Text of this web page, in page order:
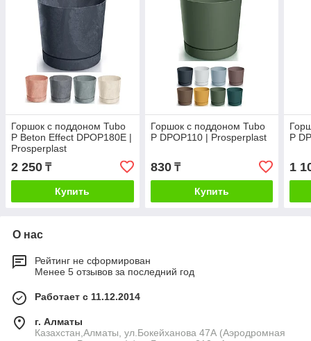
Горшок с поддоном Tubo
P Beton Effect DPOP180E |
Prosperplast
2 250 ₸
Купить
Горшок с поддоном Tubo
P DPOP110 | Prosperplast
830₸
Купить
P
1
О нас
Рейтинг не сформирован
Менее 5 отзывов за последний год
Работает с 11.12.2014
г. Алматы
Казахстан,Алматы, ул.Бокейханова 47А (Аэродромная